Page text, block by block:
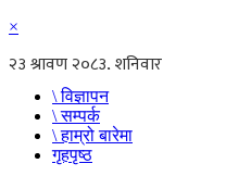
×
\ विज्ञापन
\ सम्पर्क
\ हाम्रो बारेमा
गृहपृष्ठ